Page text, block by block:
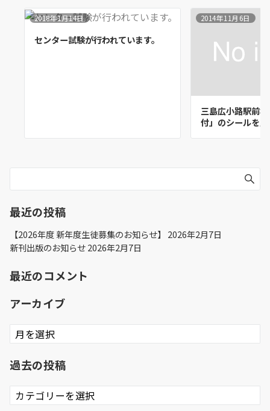
2018年1月14日
センター試験が行われています。
2014年11月6日
三島広小路駅前
付」のシールを
最近の投稿
【2026年度 新年度生徒募集のお知らせ】
2026年2月7日
新刊出版のお知らせ 2026年2月7日
最近のコメント
アーカイブ
ア
ー
イ
過去の投稿
過
去